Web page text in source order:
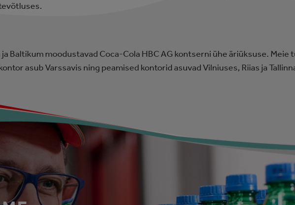
ja Baltikum moodustavad Coca-Cola HBC AG kontserni ühe äriüksuse.
asub Varssavis ning peamised kontorid asuvad Vilniuses, Riias ja